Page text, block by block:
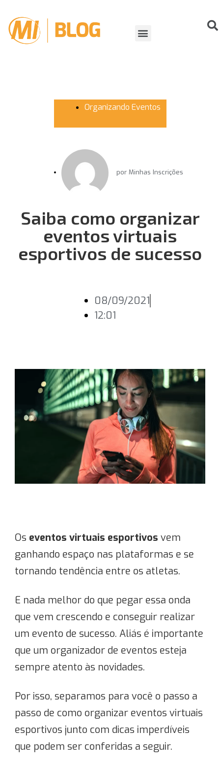
Organizando Eventos
por Minhas Inscrições
Saiba como organizar
eventos virtuais
esportivos de sucesso
08/09/2021
12:01
Os eventos virtuais esportivos vem
ganhando espaço nas plataformas e se
tornando tendência entre os atletas.
E nada melhor do que pegar essa onda
que vem crescendo e conseguir realizar
um evento de sucesso. Aliás é importante
que um organizador de eventos esteja
sempre atento às novidades.
Por isso, separamos para você o passo a
passo de como organizar eventos virtuais
esportivos junto com dicas imperdíveis
que podem ser conferidas a seguir.